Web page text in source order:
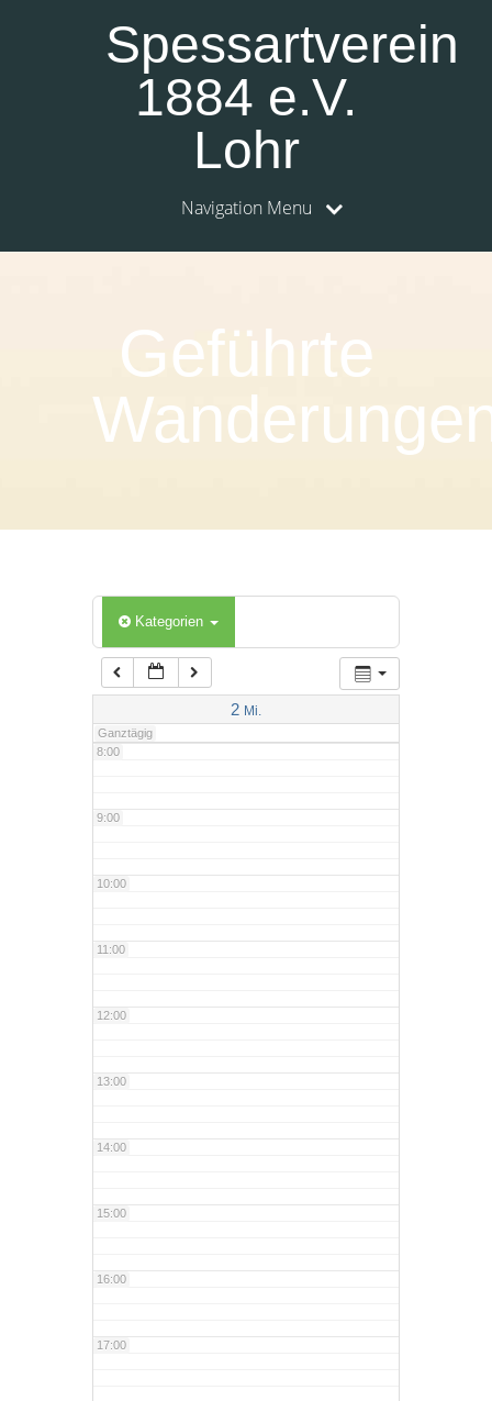
Spessartverein
1884 e.V.
Lohr
Navigation Menu
Geführte
Kategorien
2 Mi.
Ganztägig
3:00
6:00
7:00
8:00
9:00
10:00
11:00
12:00
13:00
14:00
15:00
16:00
17:00